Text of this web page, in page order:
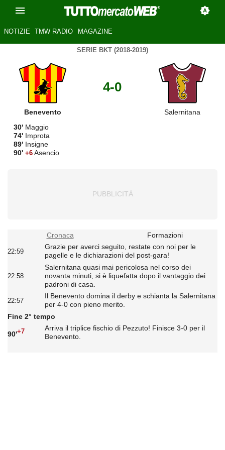
NOTIZIE TMW RADIO MAGAZINE
SERIE BKT (2018-2019)
Benevento
4-0
Salernitana
30' Maggio
74' Improta
89' Insigne
90' +6 Asencio
Cronaca Formazioni
22:59
Grazie per averci seguito, restate con noi per le
pagelle e le dichiarazioni del post-gara!
22:58
Salernitana quasi mai pericolosa nel corso dei
novanta minuti, si è liquefatta dopo il vantaggio dei
padroni di casa.
22:57
Il Benevento domina il derby e schianta la Salernitana
per 4-0 con pieno merito.
Fine 2° tempo
90'+7
Arriva il triplice fischio di Pezzuto! Finisce 3-0 per il
Benevento.